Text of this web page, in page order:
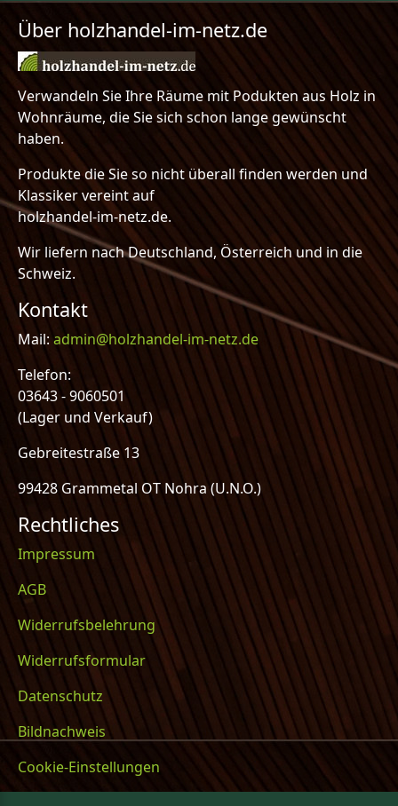
Über holzhandel-im-netz.de
Verwandeln Sie Ihre Räume mit Podukten aus Holz in
Wohnräume, die Sie sich schon lange gewünscht
haben.
Produkte die Sie so nicht überall finden werden und
Klassiker vereint auf
holzhandel-im-netz.de.
Wir liefern nach Deutschland, Österreich und in die
Schweiz.
Kontakt
Mail: admin@holzhandel-im-netz.de
Telefon:
03643 - 9060501
(Lager und Verkauf)
Gebreitestraße 13
99428 Grammetal OT Nohra (U.N.O.)
Rechtliches
Impressum
AGB
Widerrufsbelehrung
Widerrufsformular
Datenschutz
Bildnachweis
Cookie-Einstellungen